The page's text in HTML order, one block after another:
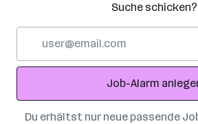
Suche schicken?
Adresse
Job-Alarm
Du erhältst nur neue passende